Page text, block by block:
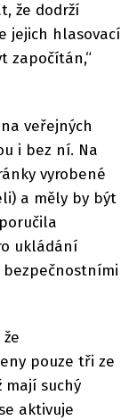
že dodrží
jejich hlasovací
započítán,“
veřejných
i bez ní. Na
vyrobené
a měly by být
ukládání
pouze tři ze
mají suchý
aktivuje